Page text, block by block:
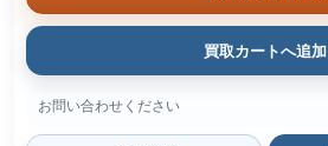
買取カートへ追加
お問い合わせください